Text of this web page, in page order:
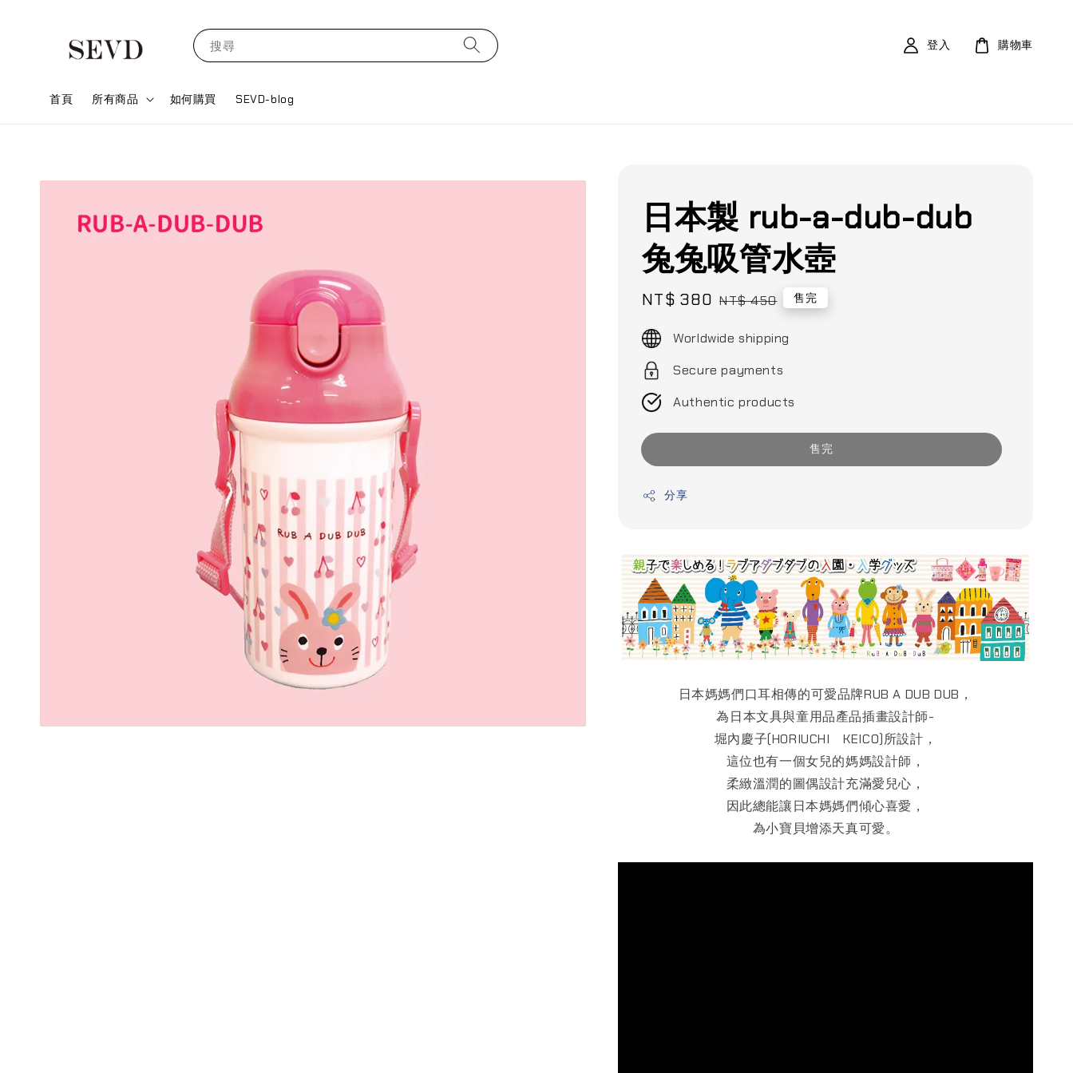
搜尋
首頁 所有商品 如何購買 SEVD-blog
登入 購物車
日本製 rub-a-dub-dub
兔兔吸管水壺
Sale
price
NT$ 380 Regular
NT$ 450 售完
Worldwide shipping
Secure payments
Authentic products
售完
分享
日本媽媽們口耳相傳的可愛品牌RUB A DUB DUB，
為日本文具與童用品產品插畫設計師-
堀內慶子(HORIUCHI KEICO)所設計，
這位也有一個女兒的媽媽設計師，
柔緻溫潤的圖偶設計充滿愛兒心，
因此總能讓日本媽媽們傾心喜愛，
為小寶貝增添天真可愛。